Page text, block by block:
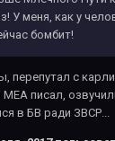
У меня, как у
бомбит!
перепутал с
МЕА писал,
в БВ ради ЗВСР...